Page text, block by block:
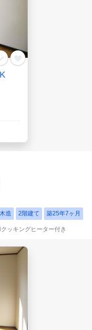
木造 2階建て 築25年7ヶ月
ッキングヒーター付き